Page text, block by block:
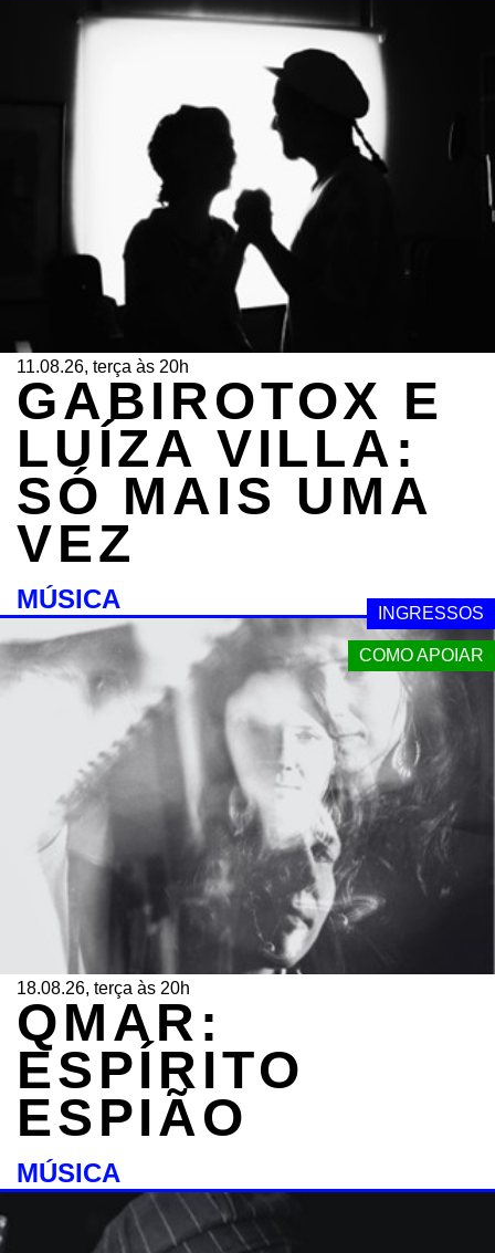
INGRESSOS
COMO APOIAR
11.08.26, terça às 20h
GABIROTOX E
LUÍZA VILLA:
SÓ MAIS UMA
VEZ
MÚSICA
18.08.26, terça às 20h
QMAR:
ESPÍRITO
ESPIÃO
MÚSICA